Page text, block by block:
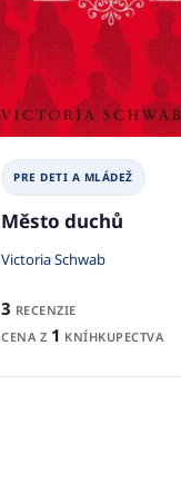
PRE DETI A MLÁDEŽ
Město duchů
Victoria Schwab
3 RECENZIE
CENA Z 1 KNÍHKUPECTVA